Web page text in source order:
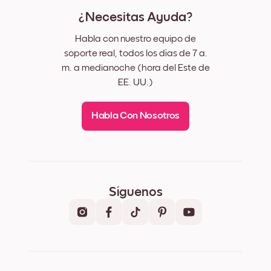
¿Necesitas Ayuda?
Habla con nuestro equipo de
soporte real, todos los días de 7 a.
m. a medianoche (hora del Este de
EE. UU.)
Habla Con Nosotros
Síguenos